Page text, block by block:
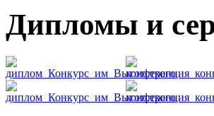
Дипломы и